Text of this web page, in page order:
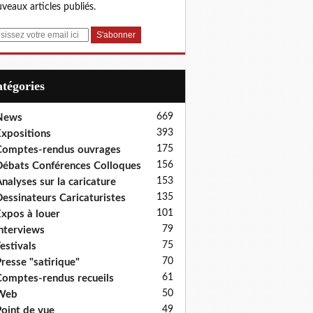
articles publiés.
669
393
rendus ouvrages 175
Conférences Colloques 156
sur la caricature 153
Caricaturistes 135
à louer 101
79
75
"satirique" 70
rendus recueils 61
50
de vue 49